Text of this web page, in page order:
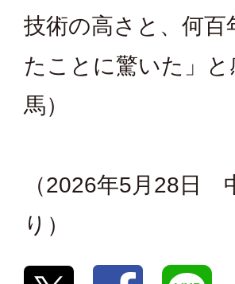
技術の高さと、何
たことに驚いた」
馬）
（2026年5月28日
り）